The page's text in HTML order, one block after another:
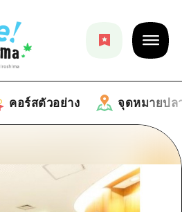
คอร์สตัวอย่าง จุดหมายปล
าง